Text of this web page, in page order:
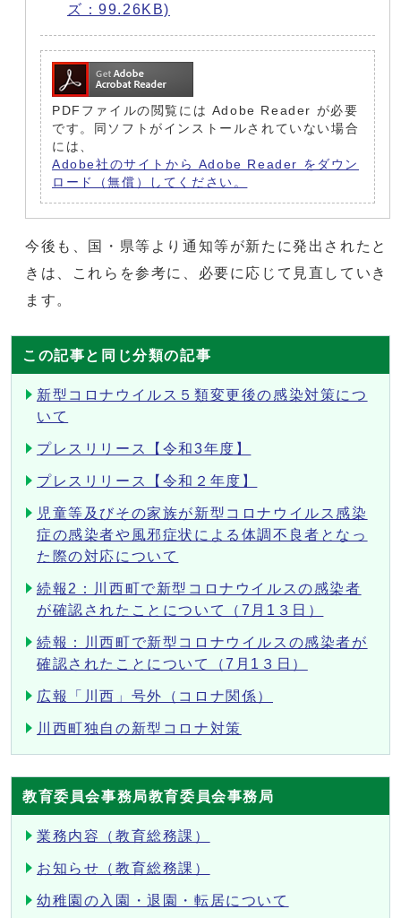
ズ：99.26KB)
PDFファイルの閲覧には Adobe Reader が必要
です。同ソフトがインストールされていない場合
には、
Adobe社のサイトから Adobe Reader をダウン
ロード（無償）してください。
今後も、国・県等より通知等が新たに発出されたと
きは、これらを参考に、必要に応じて見直していき
ます。
この記事と同じ分類の記事
新型コロナウイルス５類変更後の感染対策につ
いて
プレスリリース【令和3年度】
プレスリリース【令和２年度】
児童等及びその家族が新型コロナウイルス感染
症の感染者や風邪症状による体調不良者となっ
た際の対応について
続報2：川西町で新型コロナウイルスの感染者
が確認されたことについて（7月1３日）
続報：川西町で新型コロナウイルスの感染者が
確認されたことについて（7月1３日）
広報「川西」号外（コロナ関係）
川西町独自の新型コロナ対策
教育委員会事務局教育委員会事務局
業務内容（教育総務課）
お知らせ（教育総務課）
幼稚園の入園・退園・転居について